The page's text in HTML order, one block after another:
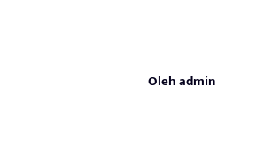
Oleh admin